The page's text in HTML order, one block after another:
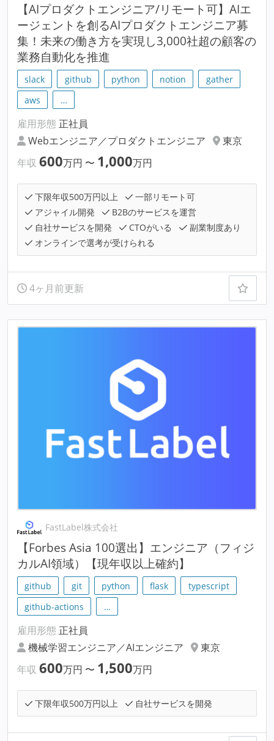
【AIプロダクトエンジニア/リモート可】AIエ
ージェントを創るAIプロダクトエンジニア募
集！未来の働き方を実現し3,000社超の顧客の
業務自動化を推進
slack github python notion
gather
aws
…
雇用形態 正社員
Webエンジニア／プロダクトエンジニア
東京
年収 600万円 〜 1,000万円
下限年収500万円以上
一部リモート可
アジャイル開発
B2Bのサービスを運営
自社サービスを開発
CTOがいる
副業制度あり
オンラインで選考が受けられる
4ヶ月前更新
FastLabel株式会社
【Forbes Asia 100選出】エンジニア（フィジ
カルAI領域）【現年収以上確約】
github git python flask
typescript
github-actions
…
雇用形態 正社員
機械学習エンジニア／AIエンジニア
東京
年収 600万円 〜 1,500万円
下限年収500万円以上 自社サービスを開発